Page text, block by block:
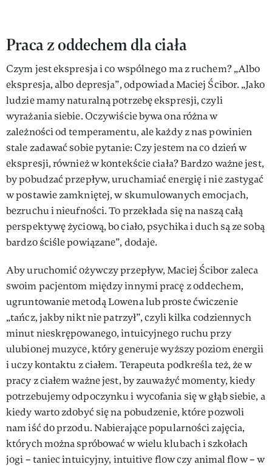
Praca z oddechem dla ciała
Czym jest ekspresja i co wspólnego ma z ruchem? „Albo
ekspresja, albo depresja”, odpowiada Maciej Ścibor. „Jako
ludzie mamy naturalną potrzebę ekspresji, czyli
wyrażania siebie. Oczywiście bywa ona różna w
zależności od temperamentu, ale każdy z nas powinien
stale zadawać sobie pytanie: Czy jestem na co dzień w
ekspresji, również w kontekście ciała? Bardzo ważne jest,
by pobudzać przepływ, uruchamiać energię i nie zastygać
w postawie zamkniętej, w skumulowanych emocjach,
bezruchu i nieufności. To przekłada się na naszą całą
perspektywę życiową, bo ciało, psychika i duch są ze sobą
bardzo ściśle powiązane”, dodaje.
Aby uruchomić ożywczy przepływ, Maciej Ścibor zaleca
swoim pacjentom między innymi pracę z oddechem,
ugruntowanie metodą Lowena lub proste ćwiczenie
„tańcz, jakby nikt nie patrzył”, czyli kilka codziennych
minut nieskrępowanego, intuicyjnego ruchu przy
ulubionej muzyce, który generuje wyższy poziom energii
i uczy kontaktu z ciałem. Terapeuta podkreśla też, że w
pracy z ciałem ważne jest, by zauważyć momenty, kiedy
potrzebujemy odpoczynku i wycofania się w głąb siebie, a
kiedy warto zdobyć się na pobudzenie, które pozwoli
nam iść do przodu. Nabierające popularności zajęcia,
których można spróbować w wielu klubach i szkołach
jogi – taniec intuicyjny, intuitive flow czy animal flow – w